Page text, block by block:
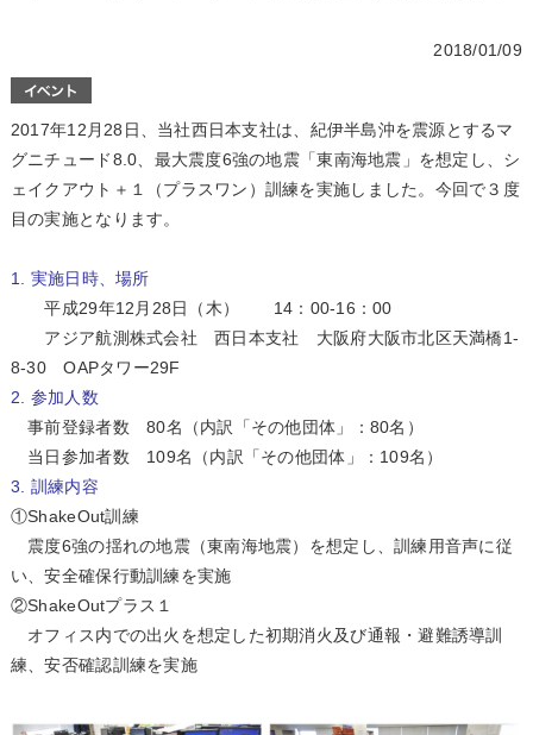
2018/01/09
2017年12月28日、当社西日本支社は、紀伊半島沖を震源とするマ
グニチュード8.0、最大震度6強の地震「東南海地震」を想定し、シ
ェイクアウト＋１（プラスワン）訓練を実施しました。今回で３度
目の実施となります。
1. 実施日時、場所
平成29年12月28日（木） 14：00-16：00
アジア航測株式会社 西日本支社 大阪府大阪市北区天満橋1-
8-30 OAPタワー29F
2. 参加人数
事前登録者数 80名（内訳「その他団体」：80名）
当日参加者数 109名（内訳「その他団体」：109名）
3. 訓練内容
①ShakeOut訓練
震度6強の揺れの地震（東南海地震）を想定し、訓練用音声に従
い、安全確保行動訓練を実施
②ShakeOutプラス１
オフィス内での出火を想定した初期消火及び通報・避難誘導訓
練、安否確認訓練を実施